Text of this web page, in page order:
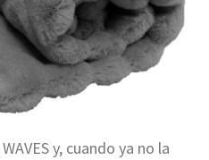
WAVES y, cuando ya no la